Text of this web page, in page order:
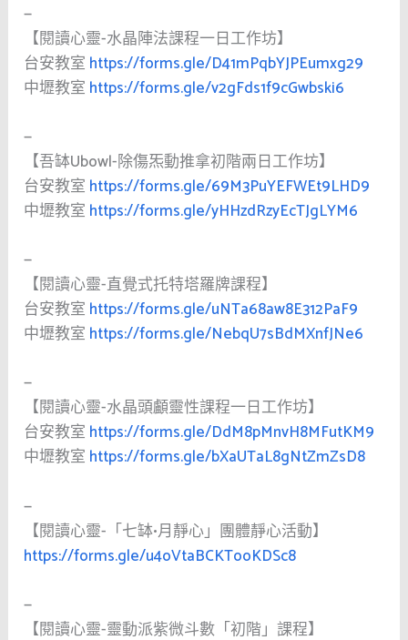
—
【閱讀心靈-水晶陣法課程一日工作坊】
台安教室 https://forms.gle/D41mPqbYJPEumxg29
中壢教室 https://forms.gle/v2gFds1f9cGwbski6
—
【吾缽Ubowl-除傷炁動推拿初階兩日工作坊】
台安教室 https://forms.gle/69M3PuYEFWEt9LHD9
中壢教室 https://forms.gle/yHHzdRzyEcTJgLYM6
—
【閱讀心靈-直覺式托特塔羅牌課程】
台安教室 https://forms.gle/uNTa68aw8E312PaF9
中壢教室 https://forms.gle/NebqU7sBdMXnfJNe6
—
【閱讀心靈-水晶頭顱靈性課程一日工作坊】
台安教室 https://forms.gle/DdM8pMnvH8MFutKM9
中壢教室 https://forms.gle/bXaUTaL8gNtZmZsD8
—
【閱讀心靈-「七缽•月靜心」團體靜心活動】
https://forms.gle/u4oVtaBCKTooKDSc8
—
【閱讀心靈-靈動派紫微斗數「初階」課程】